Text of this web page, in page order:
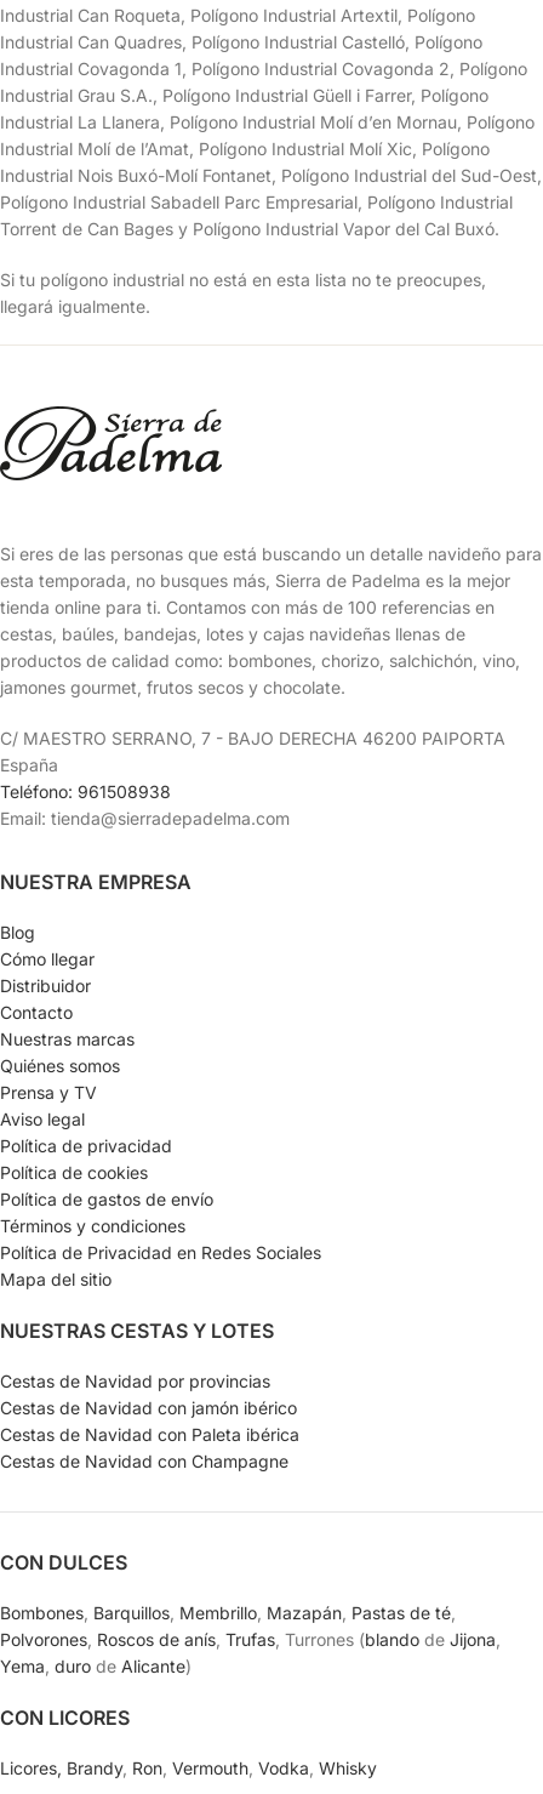
Industrial Can Roqueta, Polígono Industrial Artextil, Polígono
Industrial Can Quadres, Polígono Industrial Castelló, Polígono
Industrial Covagonda 1, Polígono Industrial Covagonda 2, Polígono
Industrial Grau S.A., Polígono Industrial Güell i Farrer, Polígono
Industrial La Llanera, Polígono Industrial Molí d’en Mornau, Polígono
Industrial Molí de l’Amat, Polígono Industrial Molí Xic, Polígono
Industrial Nois Buxó-Molí Fontanet, Polígono Industrial del Sud-Oest,
Polígono Industrial Sabadell Parc Empresarial, Polígono Industrial
Torrent de Can Bages y Polígono Industrial Vapor del Cal Buxó.
Si tu polígono industrial no está en esta lista no te preocupes,
llegará igualmente.
Si eres de las personas que está buscando un detalle navideño para
esta temporada, no busques más, Sierra de Padelma es la mejor
tienda online para ti. Contamos con más de 100 referencias en
cestas, baúles, bandejas, lotes y cajas navideñas llenas de
productos de calidad como: bombones, chorizo, salchichón, vino,
jamones gourmet, frutos secos y chocolate.
C/ MAESTRO SERRANO, 7 - BAJO DERECHA 46200 PAIPORTA
España
Teléfono: 961508938
Email: tienda@sierradepadelma.com
NUESTRA EMPRESA
Blog
Cómo llegar
Distribuidor
Contacto
Nuestras marcas
Quiénes somos
Prensa y TV
Aviso legal
Política de privacidad
Política de cookies
Política de gastos de envío
Términos y condiciones
Política de Privacidad en Redes Sociales
Mapa del sitio
NUESTRAS CESTAS Y LOTES
Cestas de Navidad por provincias
Cestas de Navidad con jamón ibérico
Cestas de Navidad con Paleta ibérica
Cestas de Navidad con Champagne
CON DULCES
Bombones Barquillos Membrillo Mazapán Pastas de té
Polvorones Roscos de anís Trufas , Turrones (blando de Jijona
Yema duro de Alicante)
CON LICORES
Licores, Brandy, Ron Vermouth Vodka Whisky